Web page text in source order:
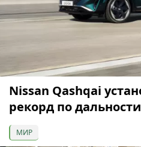
Nissan Qashqai
рекорд по
МИР